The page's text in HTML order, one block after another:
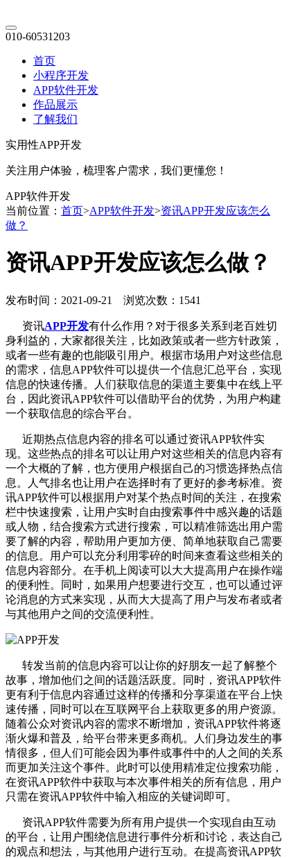
010-60531203
首页
小程序开发
APP软件开发
作品展示
了解我们
实用性APP开发
关注用户体验，梳理客户需求，我们更懂您！
APP软件开发
当前位置： 首页>APP软件开发>资讯APP开发应该怎么
做？
资讯APP开发应该怎么做？
发布时间：2021-09-21 浏览次数：1541
资讯APP开发有什么作用？对于很多关系到老百姓切
身利益的，大家都很关注，比如政策或者一些方针政策，
或者一些有趣的也能吸引用户。根据市场用户对这些信息
的需求，信息APP软件可以提供一个信息汇总平台，实现
信息的快速传播。人们获取信息的渠道主要集中在线上平
台，因此资讯APP软件可以借助平台的优势，为用户构建
一个获取信息的综合平台。
近期热点信息内容的排名可以通过资讯APP软件实
现。这些热点的排名可以让用户对这些相关的信息内容有
一个大概的了解，也方便用户根据自己的习惯选择热点信
息。人气排名也让用户在选择时有了更好的参考标准。资
讯APP软件可以根据用户对某个热点时间的关注，在搜索
栏中快速搜索，让用户实时自由搜索事件中感兴趣的话题
或人物，结合搜索方式进行搜索，可以精准筛选出用户需
要了解的内容，帮助用户更加方便、简单地获取自己需要
的信息。用户可以充分利用零碎的时间来查看这些相关的
信息内容部分。在手机上阅读可以大大提高用户在操作端
的便利性。同时，如果用户想要进行交互，也可以通过评
论消息的方式来实现，从而大大提高了用户与发布者或者
与其他用户之间的交流便利性。
转发当前的信息内容可以让你的好朋友一起了解整个
故事，增加他们之间的话题活跃度。同时，资讯APP软件
更有利于信息内容通过这样的传播和分享渠道在平台上快
速传播，同时可以在互联网平台上获取更多的用户资源。
随着公众对资讯内容的需求不断增加，资讯APP软件将逐
渐火爆和普及，给平台带来更多商机。人们身边发生的事
情很多，但人们可能会因为事件或事件中的人之间的关系
而更加关注这个事件。此时可以使用精准定位搜索功能，
在资讯APP软件中获取与本次事件相关的所有信息，用户
只需在资讯APP软件中输入相应的关键词即可。
资讯APP软件需要为所有用户提供一个实现自由互动
的平台，让用户围绕信息进行事件分析和讨论，表达自己
的观点和想法，与其他用户进行互动。在提高资讯APP软